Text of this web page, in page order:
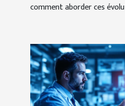
comment aborder ces